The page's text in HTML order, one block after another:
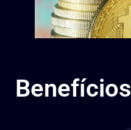
Benefícios